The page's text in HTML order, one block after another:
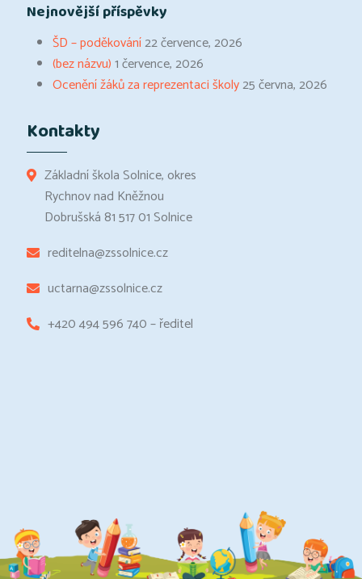
Nejnovější příspěvky
ŠD – poděkování22 července, 2026
(bez názvu)1 července, 2026
Ocenění žáků za reprezentaci školy25 června, 2026
Kontakty
Základní škola Solnice, okres
Rychnov nad Kněžnou
Dobrušská 81 517 01 Solnice
reditelna@zssolnice.cz
uctarna@zssolnice.cz
+420 494 596 740 – ředitel